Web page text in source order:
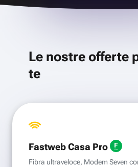
Le nostre offerte
te
Fastweb Casa Pro
Fibra ultraveloce, Modem Seven